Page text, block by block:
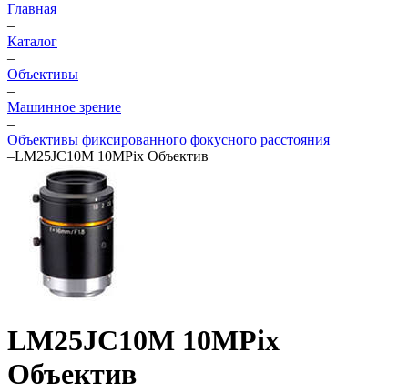
Главная
–
Каталог
–
Объективы
–
Машинное зрение
–
Объективы фиксированного фокусного расстояния
–LM25JC10M 10MPix Объектив
LM25JC10M 10MPix
Объектив